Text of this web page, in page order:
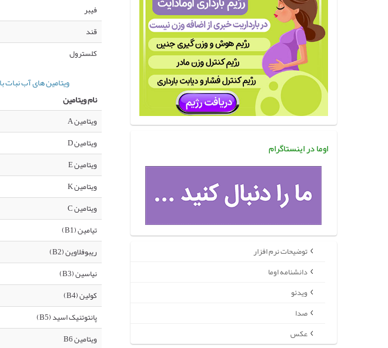
فیبر
قند
کلسترول
ویتامین های آب نبات
نام ویتامین
ویتامین A
ویتامین D
ویتامین E
ویتامین K
ویتامین C
تیامین (B1)
ریبوفلاوین (B2)
نیاسین (B3)
کولین (B4)
پانتوتنیک اسید (B5)
ویتامین B6
اوما در اینستاگرام
توضیحات نرم افزار
دانشنامه اوما
ویدئو
صدا
عکس